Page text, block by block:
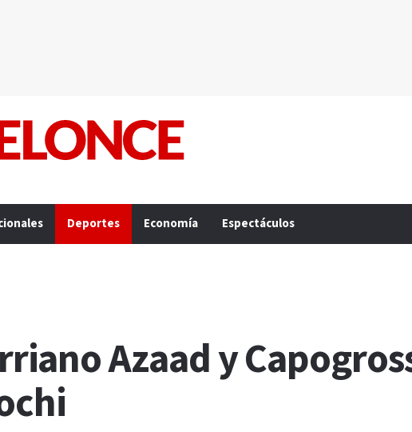
Deportes Economía Espectáculos
Azaad y